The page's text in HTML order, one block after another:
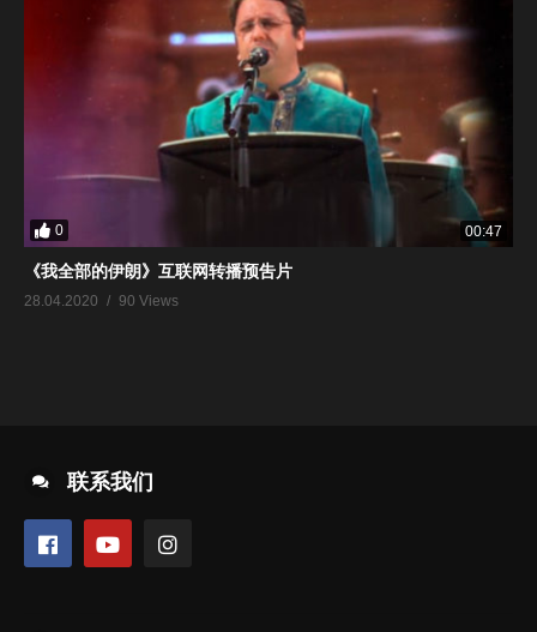
0 00:47
《我全部的伊朗》互联网转播预吿片
28.04.2020 90 Views
联系我们